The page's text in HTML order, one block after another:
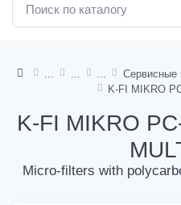
K-FI MIKRO
Micro-filters with